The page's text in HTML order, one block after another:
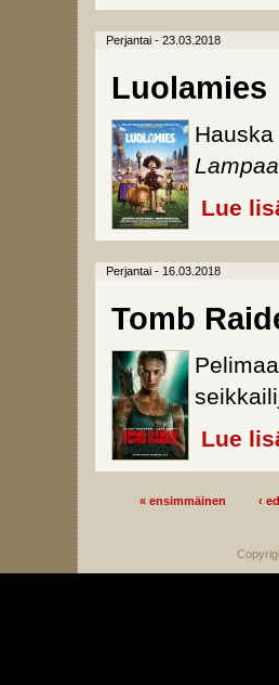
Perjantai - 23.03.2018
Luolamies
Lue
Perjantai - 16.03.2018
Tomb
Lue
« ensimmäinen ‹